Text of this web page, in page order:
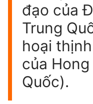
đạo của
Trung
hoại
của
Quốc).